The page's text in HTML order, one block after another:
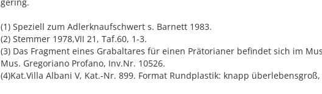
(1) Speziell zum Adlerknaufschwert s. Barnett 1983.
(2) Stemmer 1978,VII 21, Taf.60, 1-3.
(3) Das Fragment eines Grabaltares für einen Prätorianer befindet sich im
Mus. Gregoriano Profano, Inv.Nr. 10526.
(4)Kat.Villa Albani V, Kat.-Nr. 899. Format Rundplastik: knapp